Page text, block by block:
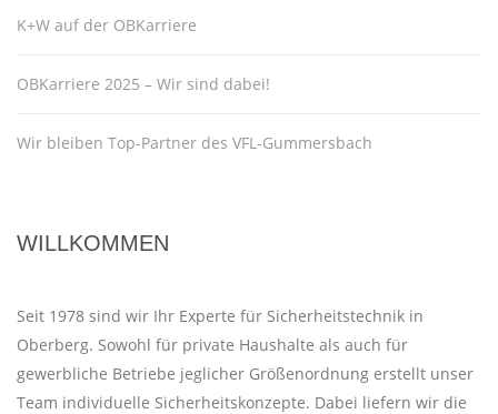
K+W auf der OBKarriere
OBKarriere 2025 – Wir sind dabei!
Wir bleiben Top-Partner des VFL-Gummersbach
WILLKOMMEN
Seit 1978 sind wir Ihr Experte für Sicherheitstechnik in
Oberberg. Sowohl für private Haushalte als auch für
gewerbliche Betriebe jeglicher Größenordnung erstellt unser
Team individuelle Sicherheitskonzepte. Dabei liefern wir die